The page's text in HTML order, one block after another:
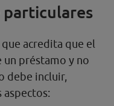
acredita que el
préstamo y no
debe incluir,